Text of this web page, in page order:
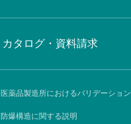
カタログ・資料請求
医薬品製造所におけるバリデーション
防爆構造に関する説明